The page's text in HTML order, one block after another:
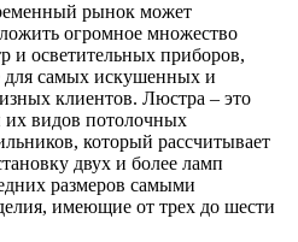
рынок может
огромное множество
и осветительных приборов,
для самых искушенных и
клиентов. Люстра – это
их видов потолочных
который рассчитывает
двух и более ламп
размеров самыми
имеющие от трех до шести